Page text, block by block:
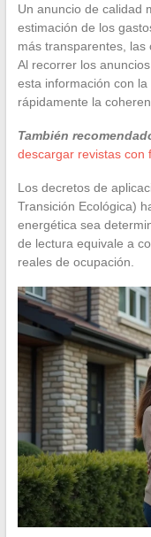
Un anuncio de calidad
estimación de los
más transparentes, las
Al recorrer los
esta información con
rápidamente la
También
descargar revistas con
Los decretos de
Transición Ecológica)
energética sea
de lectura equivale a
reales de ocupación.